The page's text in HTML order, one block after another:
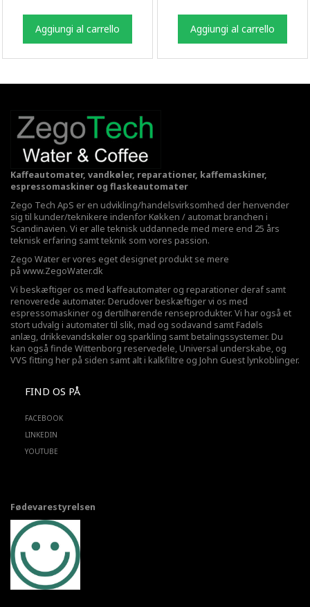
Aggiungi al carrello Aggiungi al carrello
Kaffeautomater, vandkøler, reparationer, kaffemaskiner,
espressomaskiner og flaskeautomater
Zego Tech ApS er en udvikling/handelsvirksomhed der henvender
sig til kunder/teknikere indenfor Køkken / automat branchen i
Scandinavien. Vi er alle teknisk uddannede med mere end 25 års
teknisk erfaring samt teknik som vores passion.
Zego Water er vores eget designet produkt se mere
på www.ZegoWater.dk
Vi beskæftiger os med kaffeautomater og reparationer deraf samt
renoverede automater. Derudover beskæftiger vi os med
espressomaskiner og dertilhørende renseprodukter. Vi har også et
stort udvalg i automater til slik, mad og sodavand samt Fadøls
anlæg, drikkevandskøler og sparkling samt betalingssystemer. Du
kan også finde Wittenborg reservedele, Universal underskabe, og
VVS fitting her på siden samt alt i kalkfiltre og John Guest lynkoblinger.
FIND OS PÅ
FACEBOOK
LINKEDIN
YOUTUBE
Fødevarestyrelsen